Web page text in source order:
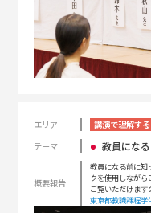
エリア
講演で理解する
テーマ
教員にな
概要報告
教員になる前に知
クを使用しなが
ご覧いただけます
東京都教職課程学